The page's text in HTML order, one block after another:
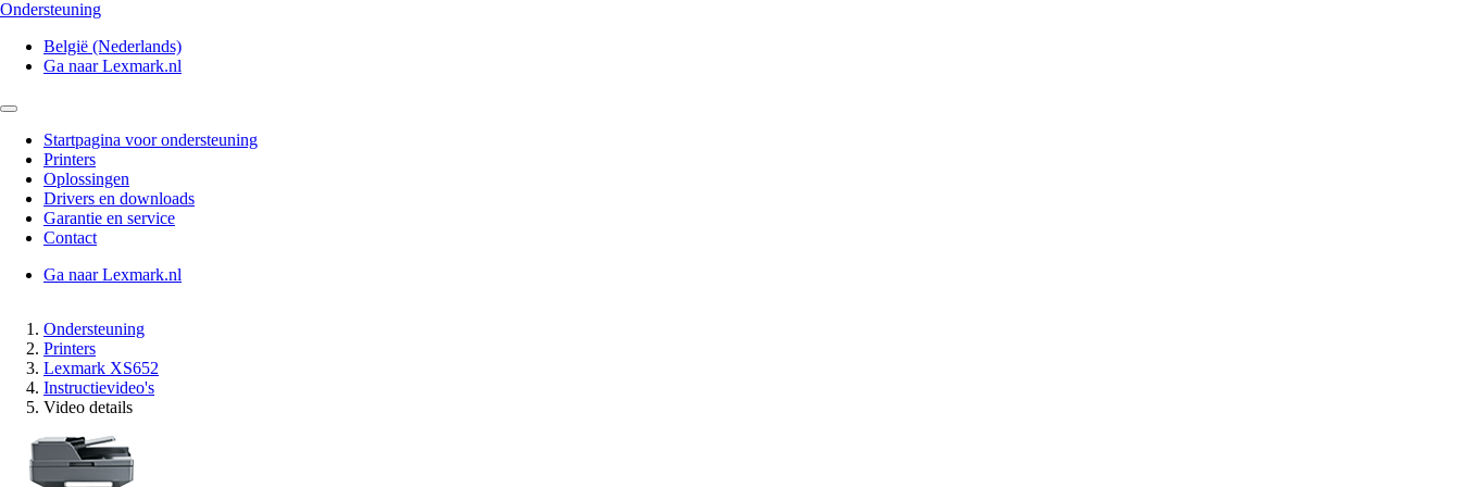
Ondersteuning
België (Nederlands)
Ga naar Lexmark.nl
Startpagina voor ondersteuning
Printers
Oplossingen
Drivers en downloads
Garantie en service
Contact
Ga naar Lexmark.nl
Ondersteuning
Printers
Lexmark XS652
Instructievideo's
Video details